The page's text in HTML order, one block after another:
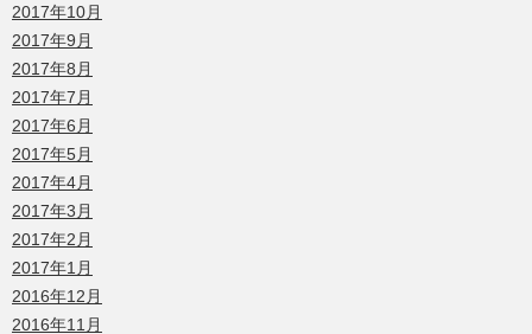
2017年10月
2017年9月
2017年8月
2017年7月
2017年6月
2017年5月
2017年4月
2017年3月
2017年2月
2017年1月
2016年12月
2016年11月